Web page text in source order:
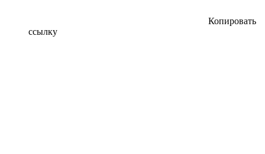
Копировать
ссылку